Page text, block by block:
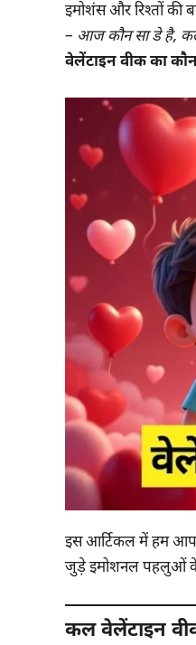
इमोशंस और रिश्तों की
– आज कौन सा डे है, कल
वेलेंटाइन वीक का
इस आर्टिकल में हम
जुड़े इमोशनल पहलुओं के
कल वेलेंटाइन